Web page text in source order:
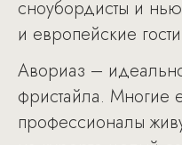
сноубордисты и
и европейские
Авориаз –
фристайла. Многие
профессионалы